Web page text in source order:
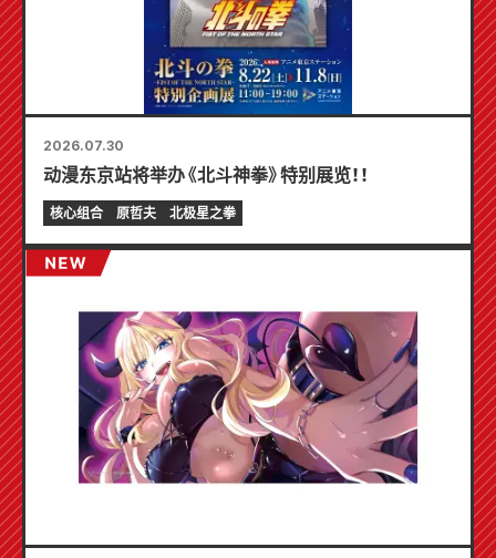
2026.07.30
动漫东京站将举办《北斗神拳》特别展览！！
核心组合 原哲夫 北极星之拳